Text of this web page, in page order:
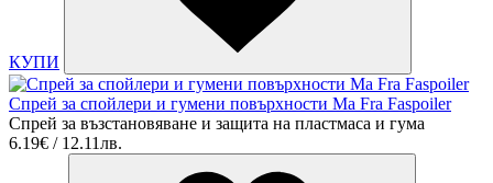
КУПИ
Спрей за спойлери и гумени повърхности Ma Fra Faspoiler
Спрей за възстановяване и защита на пластмаса и гума
6.19€ / 12.11лв.